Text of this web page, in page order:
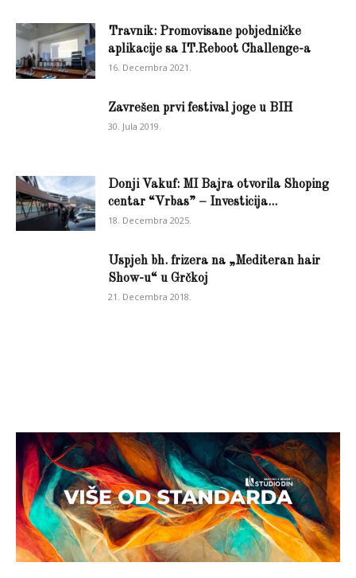
Travnik: Promovisane pobjedničke
aplikacije sa IT.Reboot Challenge-a
16. Decembra 2021.
Zavrešen prvi festival joge u BIH
30. Jula 2019.
Donji Vakuf: MI Bajra otvorila Shoping
centar “Vrbas” – Investicija...
18. Decembra 2025.
Uspjeh bh. frizera na „Mediteran hair
Show-u“ u Grčkoj
21. Decembra 2018.